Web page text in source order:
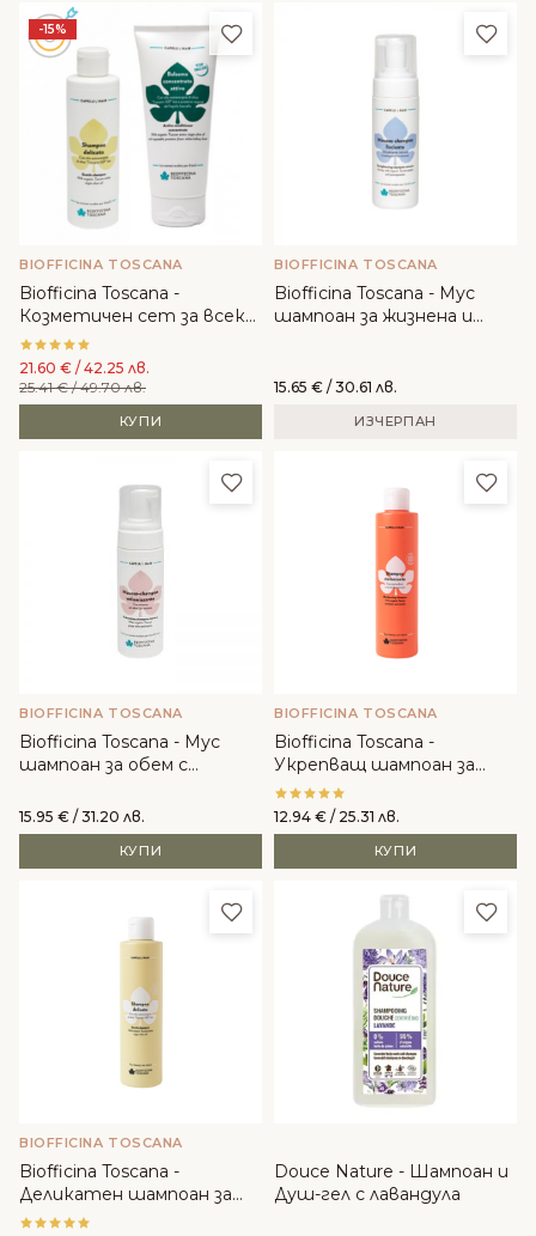
-15% Добави в любими
BIOFFICINA TOSCANA
Biofficina Toscana -
Козметичен сет за всеки
тип коса
21.60 € / 42.25 лв.
25.41€/ 49.70 лв.
КУПИ
BIOFFICINA TOSCANA
Biofficina Toscana - Мус
шампоан за жизнена и
15.65 € / 30.61 лв.
ИЗЧЕРПАН
Добави в любими
BIOFFICINA TOSCANA
Biofficina Toscana - Мус
шампоан за обем с
15.95 € / 31.20 лв.
КУПИ
BIOFFICINA TOSCANA
Biofficina Toscana -
Укрепващ шампоан за
коса
12.94 € / 25.31 лв.
КУПИ
Добави в любими
BIOFFICINA TOSCANA
Biofficina Toscana -
Деликатен шампоан за
всеки тип коса
Douce Nature - Шампоан и
Душ-гел с лавандула